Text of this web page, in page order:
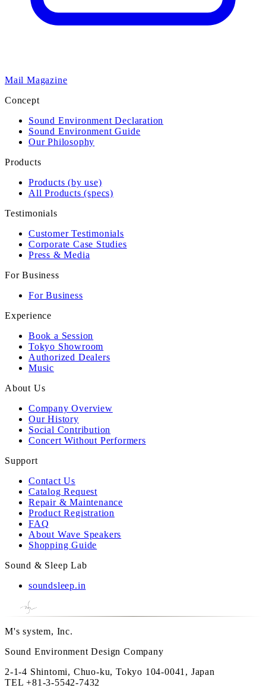
Mail Magazine
Concept
Sound Environment Declaration
Sound Environment Guide
Our Philosophy
Products
Products (by use)
All Products (specs)
Testimonials
Customer Testimonials
Corporate Case Studies
Press & Media
For Business
For Business
Experience
Book a Session
Tokyo Showroom
Authorized Dealers
Music
About Us
Company Overview
Our History
Social Contribution
Concert Without Performers
Support
Contact Us
Catalog Request
Repair & Maintenance
Product Registration
FAQ
About Wave Speakers
Shopping Guide
Sound & Sleep Lab
soundsleep.in
M's system, Inc.
Sound Environment Design Company
2-1-4 Shintomi, Chuo-ku, Tokyo 104-0041, Japan
TEL+81-3-5542-7432